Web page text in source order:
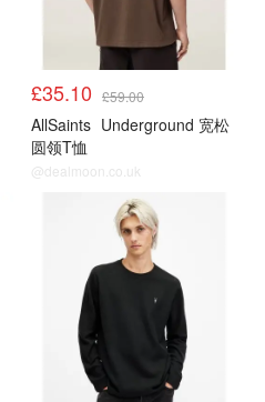
£35.10 £59.00
AllSaints Underground 宽松
圆领T恤
@dealmoon.co.uk